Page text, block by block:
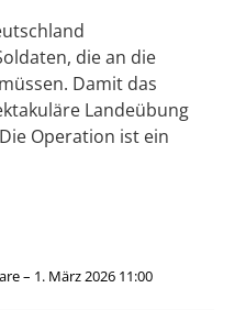
die an die
Damit das
Landeübung
Operation ist ein
– 1. März 2026 11:00